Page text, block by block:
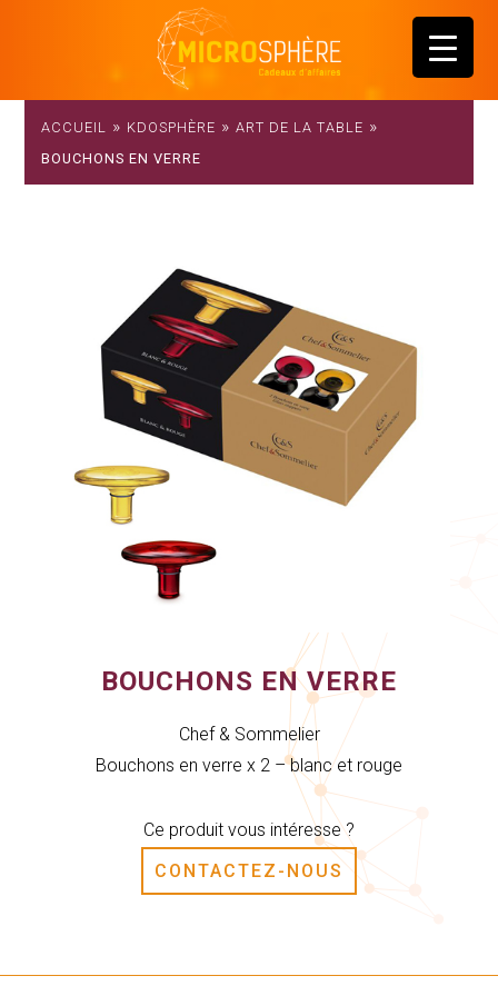
ACCUEIL » KDOSPHÈRE »ART DE LA TABLE »
BOUCHONS EN VERRE
BOUCHONS EN VERRE
Chef & Sommelier
Bouchons en verre x 2 – blanc et rouge
Ce produit vous intéresse ?
CONTACTEZ-NOUS